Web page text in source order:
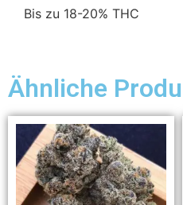
Bis zu 18-20% THC
Ähnliche